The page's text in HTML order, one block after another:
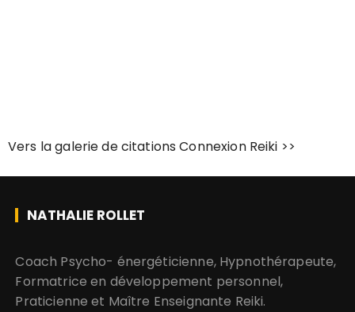
Vers la galerie de citations Connexion Reiki >>
NATHALIE ROLLET
​​​​​​​Coach Psycho- énergéticienne, Hypnothérapeute,
Formatrice en développement personnel,
Praticienne et Maître Enseignante Reiki.